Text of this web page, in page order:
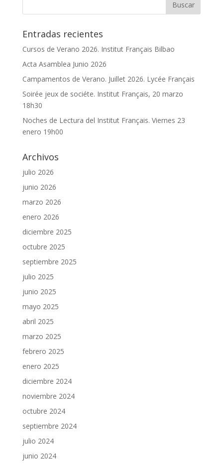
Entradas recientes
Cursos de Verano 2026. Institut Français Bilbao
Acta Asamblea Junio 2026
Campamentos de Verano. Juillet 2026. Lycée Français
Soirée jeux de sociéte. Institut Français, 20 marzo
18h30
Noches de Lectura del Institut Français. Viernes 23
enero 19h00
Archivos
julio 2026
junio 2026
marzo 2026
enero 2026
diciembre 2025
octubre 2025
septiembre 2025
julio 2025
junio 2025
mayo 2025
abril 2025
marzo 2025
febrero 2025
enero 2025
diciembre 2024
noviembre 2024
octubre 2024
septiembre 2024
julio 2024
junio 2024